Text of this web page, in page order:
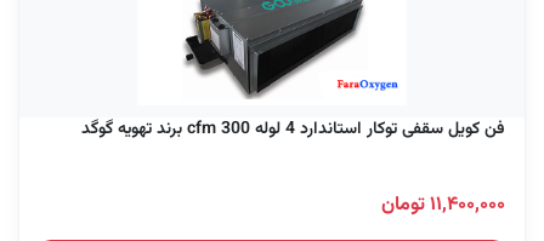
فن کویل سقفی توکار استاندارد 4 لوله 300 cfm برند تهویه گوگد
۱۱,۴۰۰,۰۰۰ تومان